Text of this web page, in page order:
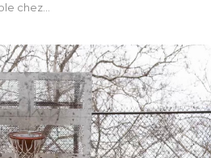
chez…